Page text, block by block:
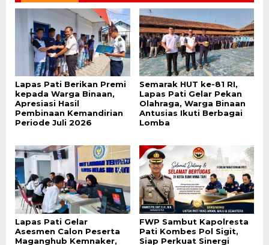
Lapas Pati Berikan Premi
kepada Warga Binaan,
Apresiasi Hasil
Pembinaan Kemandirian
Periode Juli 2026
Semarak HUT ke-81 RI,
Lapas Pati Gelar Pekan
Olahraga, Warga Binaan
Antusias Ikuti Berbagai
Lomba
Lapas Pati Gelar
Asesmen Calon Peserta
Maganghub Kemnaker,
FWP Sambut Kapolresta
Pati Kombes Pol Sigit,
Siap Perkuat Sinergi